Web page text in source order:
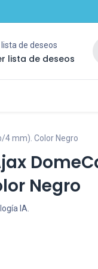
de deseos
lista de deseos
4 mm). Color Negro
Negro
IA.